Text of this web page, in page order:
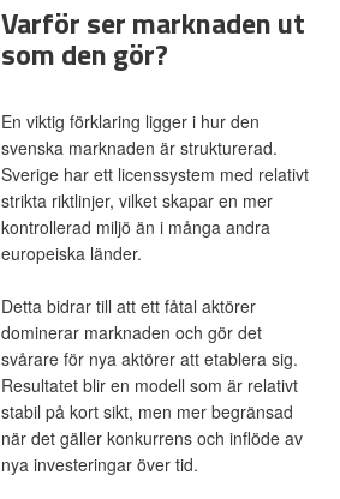
Varför ser marknaden ut
som den gör?
En viktig förklaring ligger i hur den
svenska marknaden är strukturerad.
Sverige har ett licenssystem med relativt
strikta riktlinjer, vilket skapar en mer
kontrollerad miljö än i många andra
europeiska länder.
Detta bidrar till att ett fåtal aktörer
dominerar marknaden och gör det
svårare för nya aktörer att etablera sig.
Resultatet blir en modell som är relativt
stabil på kort sikt, men mer begränsad
när det gäller konkurrens och inflöde av
nya investeringar över tid.